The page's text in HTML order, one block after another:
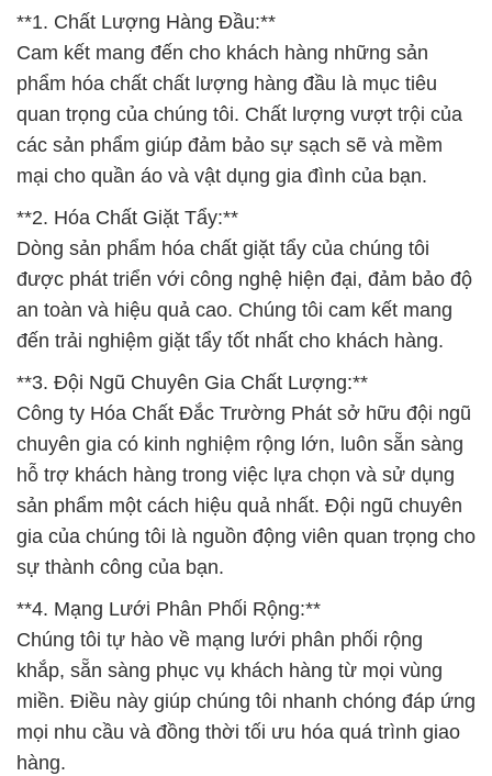
**1. Chất Lượng Hàng Đầu:**
Cam kết mang đến cho khách hàng những sản
phẩm hóa chất chất lượng hàng đầu là mục tiêu
quan trọng của chúng tôi. Chất lượng vượt trội của
các sản phẩm giúp đảm bảo sự sạch sẽ và mềm
mại cho quần áo và vật dụng gia đình của bạn.
**2. Hóa Chất Giặt Tẩy:**
Dòng sản phẩm hóa chất giặt tẩy của chúng tôi
được phát triển với công nghệ hiện đại, đảm bảo độ
an toàn và hiệu quả cao. Chúng tôi cam kết mang
đến trải nghiệm giặt tẩy tốt nhất cho khách hàng.
**3. Đội Ngũ Chuyên Gia Chất Lượng:**
Công ty Hóa Chất Đắc Trường Phát sở hữu đội ngũ
chuyên gia có kinh nghiệm rộng lớn, luôn sẵn sàng
hỗ trợ khách hàng trong việc lựa chọn và sử dụng
sản phẩm một cách hiệu quả nhất. Đội ngũ chuyên
gia của chúng tôi là nguồn động viên quan trọng cho
sự thành công của bạn.
**4. Mạng Lưới Phân Phối Rộng:**
Chúng tôi tự hào về mạng lưới phân phối rộng
khắp, sẵn sàng phục vụ khách hàng từ mọi vùng
miền. Điều này giúp chúng tôi nhanh chóng đáp ứng
mọi nhu cầu và đồng thời tối ưu hóa quá trình giao
hàng.